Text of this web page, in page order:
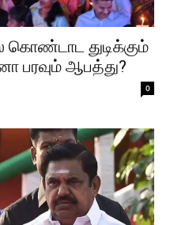
கொண்டாட துடிக்கும்
பரவும் ஆபத்து?
0